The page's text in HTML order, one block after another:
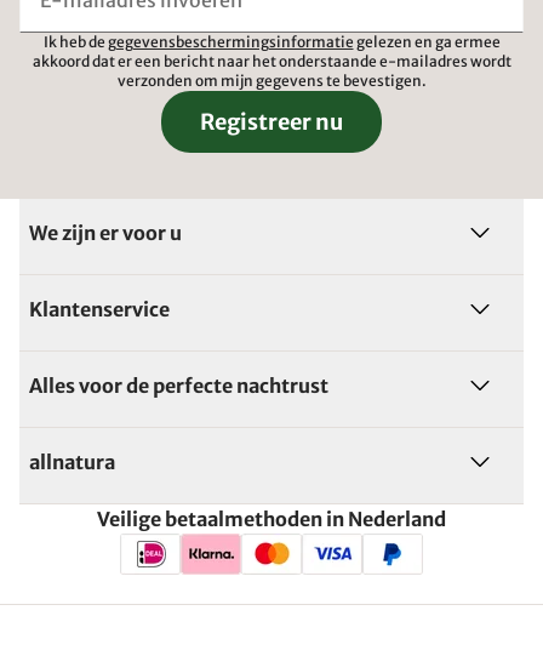
Ik heb de gegevensbeschermingsinformatie gelezen en ga ermee
akkoord dat er een bericht naar het onderstaande e-mailadres wordt
verzonden om mijn gegevens te bevestigen.
Registreer nu
We zijn er voor u
Klantenservice
Alles voor de perfecte nachtrust
allnatura
Veilige betaalmethoden in Nederland